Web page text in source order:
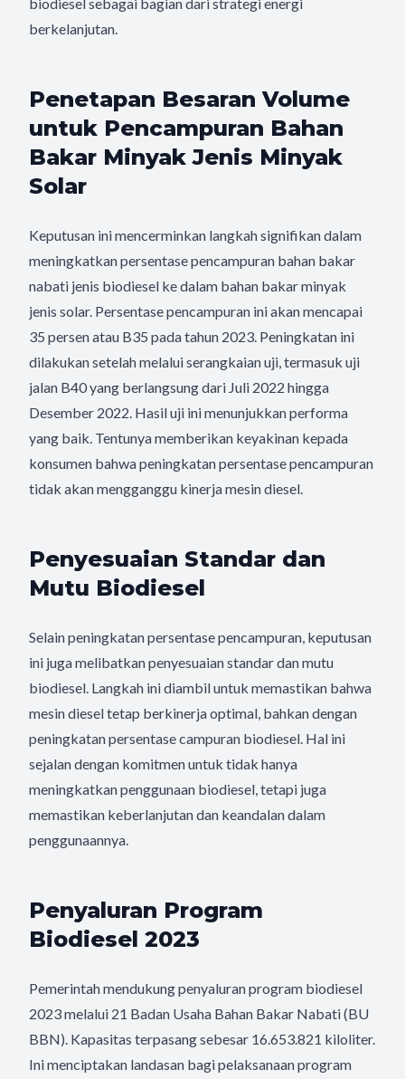
berkelanjutan.
Penetapan Besaran Volume
untuk Pencampuran Bahan
Bakar Minyak Jenis Minyak
Solar
Keputusan ini mencerminkan langkah signifikan dalam
meningkatkan persentase pencampuran bahan bakar
nabati jenis biodiesel ke dalam bahan bakar minyak
jenis solar. Persentase pencampuran ini akan mencapai
35 persen atau B35 pada tahun 2023. Peningkatan ini
dilakukan setelah melalui serangkaian uji, termasuk uji
jalan B40 yang berlangsung dari Juli 2022 hingga
Desember 2022. Hasil uji ini menunjukkan performa
yang baik. Tentunya memberikan keyakinan kepada
konsumen bahwa peningkatan persentase pencampuran
tidak akan mengganggu kinerja mesin diesel.
Penyesuaian Standar dan
Mutu Biodiesel
Selain peningkatan persentase pencampuran, keputusan
ini juga melibatkan penyesuaian standar dan mutu
biodiesel. Langkah ini diambil untuk memastikan bahwa
mesin diesel tetap berkinerja optimal, bahkan dengan
peningkatan persentase campuran biodiesel. Hal ini
sejalan dengan komitmen untuk tidak hanya
meningkatkan penggunaan biodiesel, tetapi juga
memastikan keberlanjutan dan keandalan dalam
penggunaannya.
Penyaluran Program
Biodiesel 2023
Pemerintah mendukung penyaluran program biodiesel
2023 melalui 21 Badan Usaha Bahan Bakar Nabati (BU
BBN). Kapasitas terpasang sebesar 16.653.821 kiloliter.
Ini menciptakan landasan bagi pelaksanaan program